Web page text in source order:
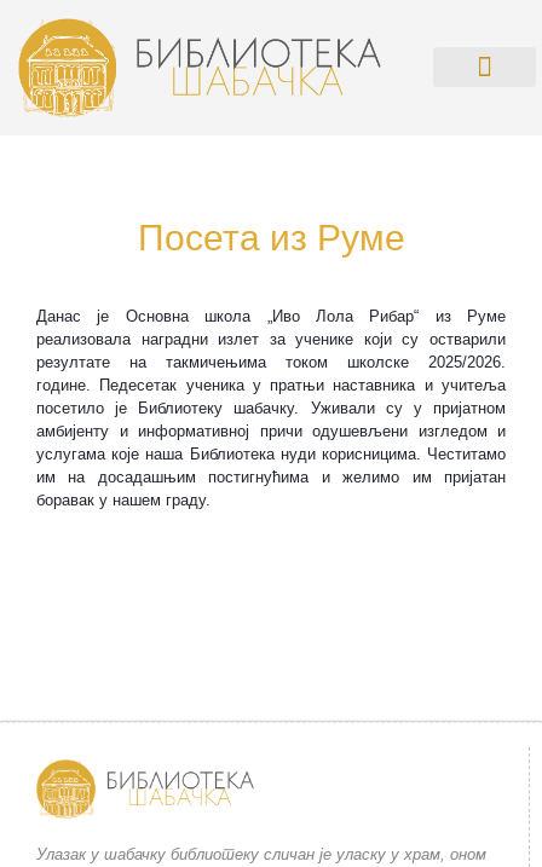
Посета из Руме
Данас је Основна школа „Иво Лола Рибар“ из Руме
реализовала наградни излет за ученике који су остварили
резултате на такмичењима током школске 2025/2026.
године. Педесетак ученика у пратњи наставника и учитеља
посетило је Библиотеку шабачку. Уживали су у пријатном
амбијенту и информативној причи одушевљени изгледом и
услугама које наша Библиотека нуди корисницима. Честитамо
им на досадашњим постигнућима и желимо им пријатан
боравак у нашем граду.
Улазак у шабачку библиотеку сличан је уласку у храм, оном